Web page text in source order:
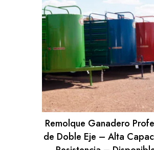
Remolque Ganadero
de Doble Eje – Alta